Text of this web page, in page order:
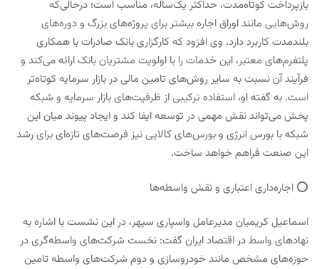
بازپرداخت کوتاه‌مدت، حداکثر یک‌ساله، مناسب است؛ درحالی‌که
روش‌هایی مانند اوراق اجاره بیشتر برای پروژه‌های بزرگ و دوره‌های
بلندمدت کاربرد دارد. وی افزود که کارگزاری بانک صادرات با همکاری
پلتفرم‌های معتبر، این خدمات را با اولویت مشتریان بانک ارائه می‌کند و
فرآیند آن نسبت به سایر روش‌های تامین مالی در بازار سرمایه کوتاه‌تر
است. به گفته او، استفاده ترکیبی از ظرفیت‌های بازار سرمایه و شبکه
پخش می‌تواند نقش مهمی در توسعه ایفا کند و ایجاد پیوند میان این
شبکه با بورس انرژی و بورس‌های کالایی نیز فرصت‌های تازه‌ای برای رشد
این صنعت فراهم خواهد ساخت.
⭕️ اجاره‌داری اعتباری و نقش واسطه‌ها
اسماعیل کریمیان مدیرعامل واسپاری سپهر، در این نشست با اشاره به
نهادهای واسط در اقتصاد ایران گفت: نخست شرکت‌های واسطه‌گری در
حوزه‌های مشخص مانند خودروسازی و دوم شرکت‌های واسطه تامین